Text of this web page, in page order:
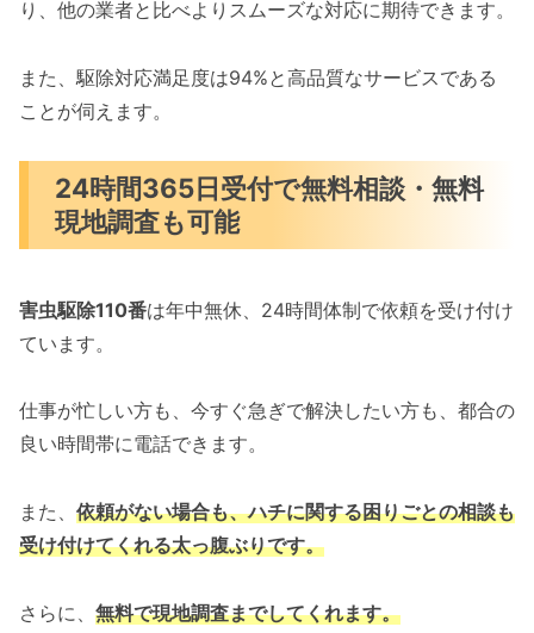
り、他の業者と比べよりスムーズな対応に期待できます。
また、駆除対応満足度は94%と高品質なサービスである
ことが伺えます。
24時間365日受付で無料相談・無料
現地調査も可能
害虫駆除110番は年中無休、24時間体制で依頼を受け付け
ています。
仕事が忙しい方も、今すぐ急ぎで解決したい方も、都合の
良い時間帯に電話できます。
また、 依頼がない場合も、ハチに関する困りごとの相談も
受け付けてくれる太っ腹ぶりです。
さらに、 無料で現地調査までしてくれます。